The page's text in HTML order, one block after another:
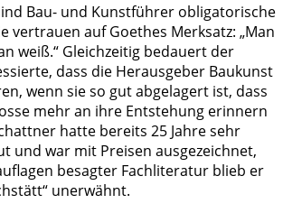
Bau- und Kunstführer obligatorische
vertrauen auf Goethes Merksatz: „Man
weiß.“ Gleichzeitig bedauert der
dass die Herausgeber Baukunst
wenn sie so gut abgelagert ist, dass
mehr an ihre Entstehung erinnern
hatte bereits 25 Jahre sehr
und war mit Preisen ausgezeichnet,
besagter Fachliteratur blieb er
unerwähnt.